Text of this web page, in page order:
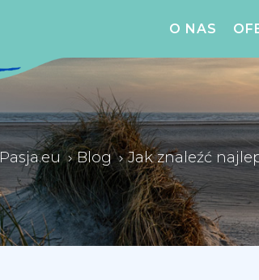
O NAS
Pasja.eu Blog Jak znaleźć